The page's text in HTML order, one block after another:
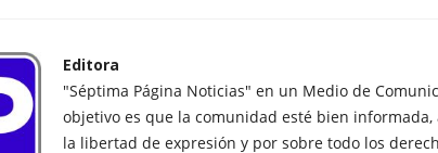
Editora
"Séptima Página Noticias" en un Medio de
objetivo es que la comunidad esté bien
la libertad de expresión y por sobre todo los